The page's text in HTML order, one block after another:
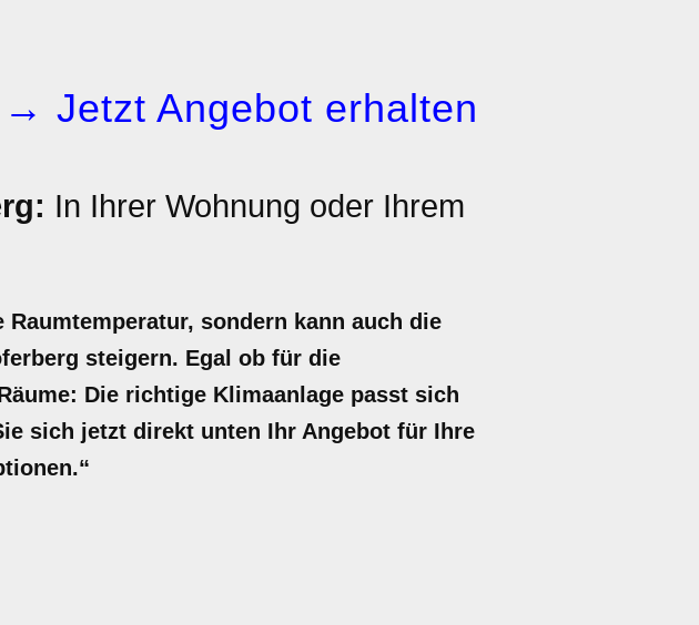
→ Jetzt Angebot erhalten
In Ihrer Wohnung oder Ihrem
sondern kann auch die
steigern. Egal ob für die
Die richtige Klimaanlage passt sich
sich jetzt direkt unten Ihr Angebot für Ihre